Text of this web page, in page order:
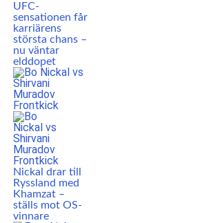
UFC-
sensationen får
karriärens
största chans –
nu väntar
elddopet
Nickal drar till
Ryssland med
Khamzat –
ställs mot OS-
vinnare